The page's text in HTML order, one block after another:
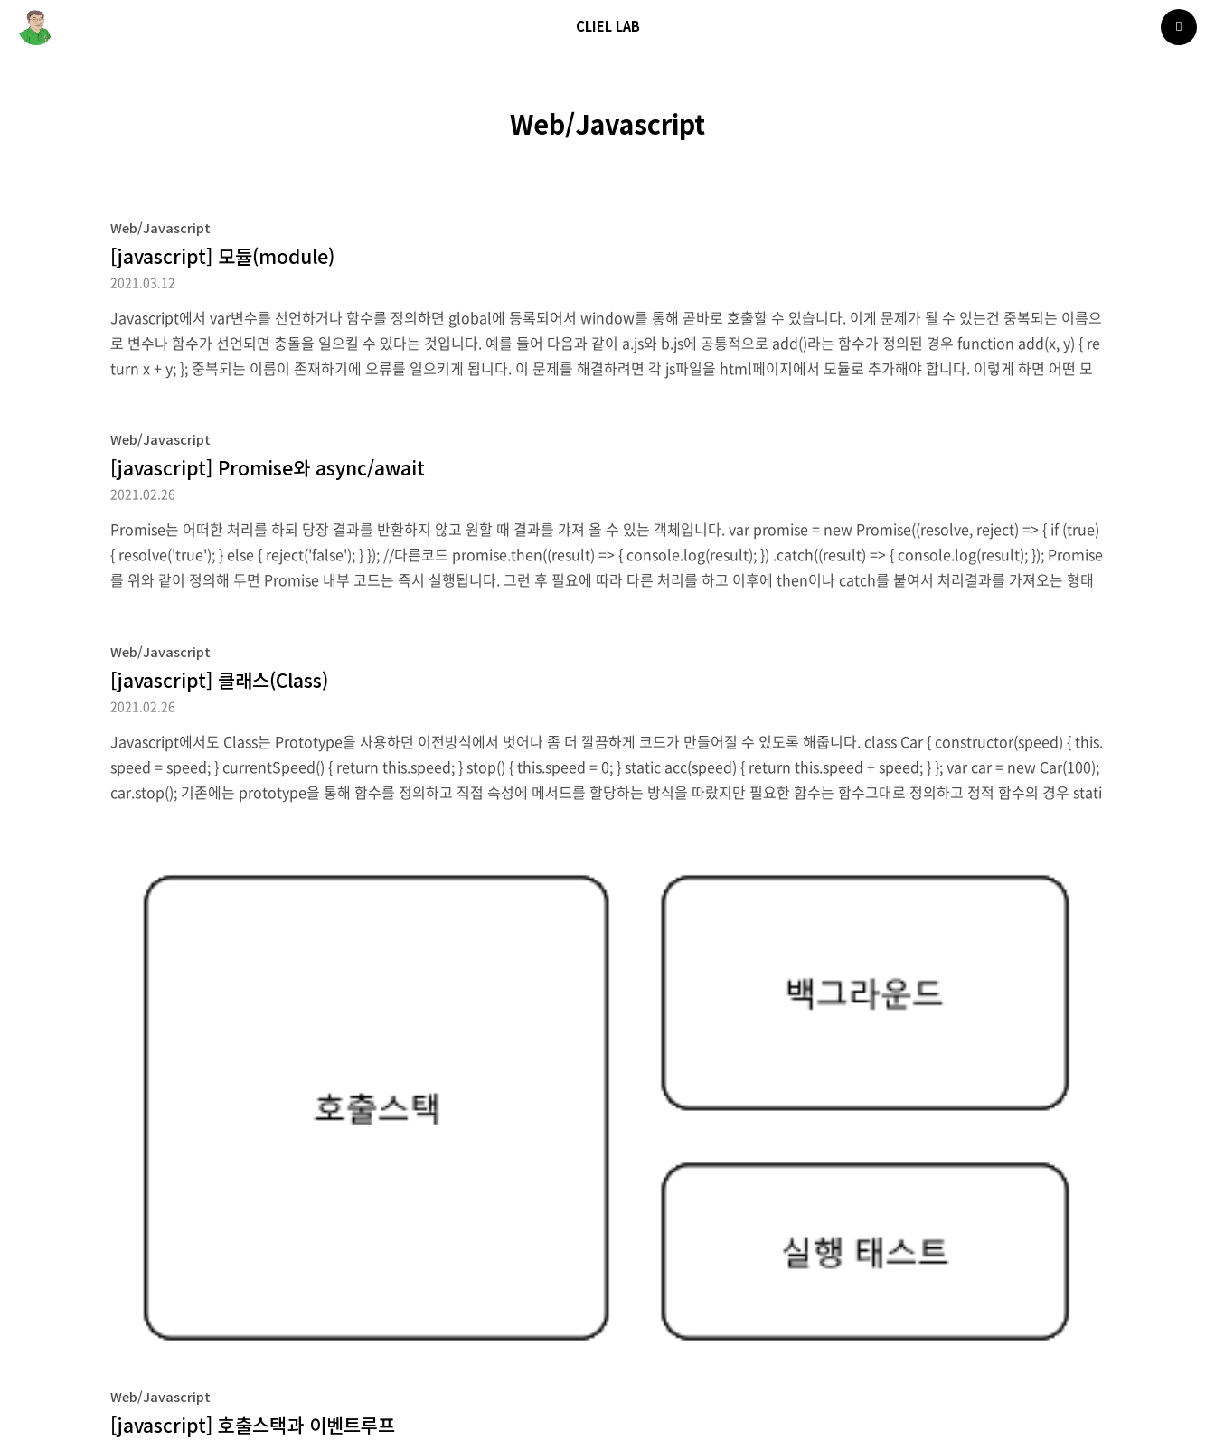
CLIEL LAB
Web/Javascript
Web/Javascript
[javascript] 모듈(module)
2021.03.12
Javascript에서 var변수를 선언하거나 함수를 정의하면 global에 등록되어서 window를 통해 곧바로 호출할 수 있습니다. 이게 문제가 될 수 있는건 중복되는 이름으
로 변수나 함수가 선언되면 충돌을 일으킬 수 있다는 것입니다. 예를 들어 다음과 같이 a.js와 b.js에 공통적으로 add()라는 함수가 정의된 경우 function add(x, y) { re
turn x + y; }; 중복되는 이름이 존재하기에 오류를 일으키게 됩니다. 이 문제를 해결하려면 각 js파일을 html페이지에서 모듈로 추가해야 합니다. 이렇게 하면 어떤 모
Web/Javascript
[javascript] Promise와 async/await
2021.02.26
Promise는 어떠한 처리를 하되 당장 결과를 반환하지 않고 원할 때 결과를 갸져 올 수 있는 객체입니다. var promise = new Promise((resolve, reject) => { if (true)
{ resolve('true'); } else { reject('false'); } }); //다른코드 promise.then((result) => { console.log(result); }) .catch((result) => { console.log(result); }); Promise
를 위와 같이 정의해 두면 Promise 내부 코드는 즉시 실행됩니다. 그런 후 필요에 따라 다른 처리를 하고 이후에 then이나 catch를 붙여서 처리결과를 가져오는 형태
Web/Javascript
[javascript] 클래스(Class)
2021.02.26
Javascript에서도 Class는 Prototype을 사용하던 이전방식에서 벗어나 좀 더 깔끔하게 코드가 만들어질 수 있도록 해줍니다. class Car { constructor(speed) { this.
speed = speed; } currentSpeed() { return this.speed; } stop() { this.speed = 0; } static acc(speed) { return this.speed + speed; } }; var car = new Car(100);
car.stop(); 기존에는 prototype을 통해 함수를 정의하고 직접 속성에 메서드를 할당하는 방식을 따랐지만 필요한 함수는 함수그대로 정의하고 정적 함수의 경우 stati
Web/Javascript
[javascript] 호출스택과 이벤트루프